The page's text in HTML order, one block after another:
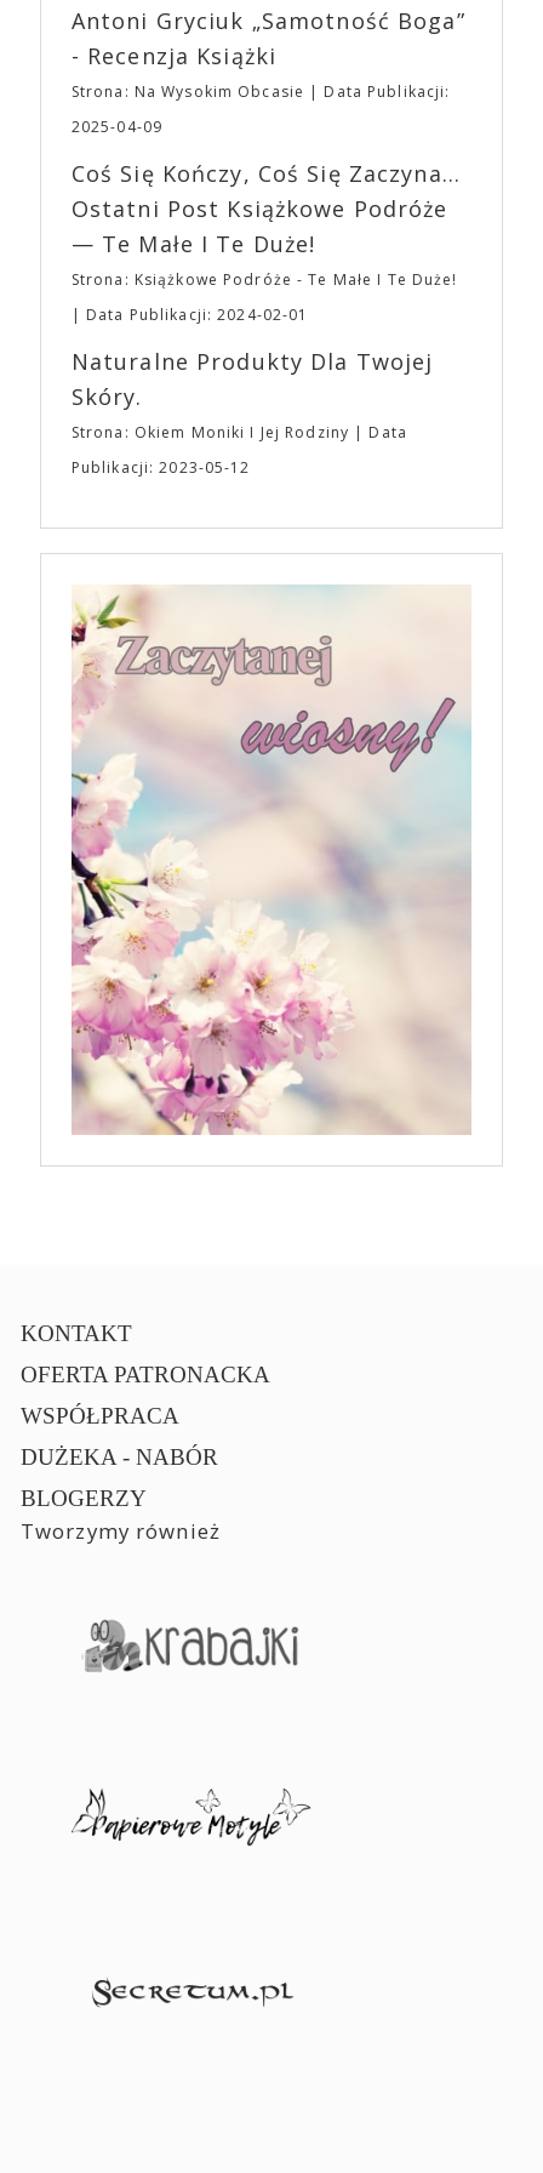
(„Joker”, „Ona”) w swojej najbardziej zaskakującej
roli. Twórca kultowych „Dziedzictwo. Hereditary” i
„Midsommar. W biały dzień” zrealizował najbardziej
osobisty film, który pozwolił mu w pełni podzielić
się z widzami swoimi lękami, wizją świata, a przede
„Bo się boi” w kinach od 21 kwietnia.
Wystawców i Obsługi. Na terenie hali nie zabraknie
Waszych ulubionych Wystawców serwujących
napoje oraz drobne przekąski a przed halą
planujemy Strefę FoodTrucków. Życzymy Wam
fantastycznego czasu oczekiwania na nadchodzącą
EXPO XXI!
Antoni Gryciuk „Samotność Boga”
- Recenzja Książki
Strona: Na Wysokim Obcasie
Data Publikacji:
2025-04-09
Coś Się Kończy, Coś Się Zaczyna...
Ostatni Post Książkowe Podróże
— Te Małe I Te Duże!
Strona: Książkowe Podróże - Te Małe I Te Duże!
Data Publikacji: 2024-02-01
Naturalne Produkty Dla Twojej
Skóry.
Strona: Okiem Moniki I Jej Rodziny
Data
Publikacji: 2023-05-12
KONTAKT
OFERTA PATRONACKA
WSPÓŁPRACA
DUŻEKA - NABÓR
BLOGERZY
Tworzymy również